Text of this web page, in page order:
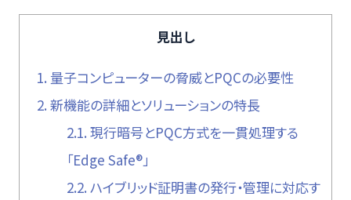
見出し
1. 量子コンピューターの脅威とPQCの必要性
2. 新機能の詳細とソリューションの特長
2.1. 現行暗号とPQC方式を一貫処理する
「Edge Safe®」
2.2. ハイブリッド証明書の発行・管理に対応す